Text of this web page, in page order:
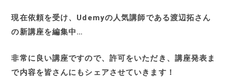
現在依頼を受け、Udemyの人気講師である渡辺拓さん
の新講座を編集中…
非常に良い講座ですので、許可をいただき、講座発表ま
で内容を皆さんにもシェアさせていきます！